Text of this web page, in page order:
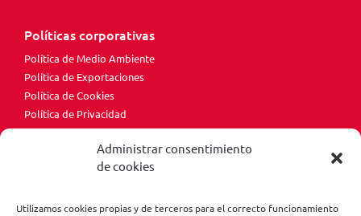
Administrar consentimiento
de cookies
Utilizamos cookies propias y de terceros para el correcto funcionamiento
Políticas corporativas
Política de Medio Ambiente
Política de Exportaciones
Política de Cookies
Política de Privacidad
Aviso Legal